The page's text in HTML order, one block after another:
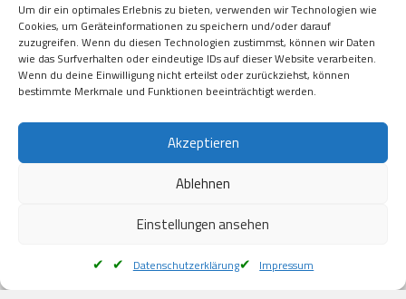
Um dir ein optimales Erlebnis zu bieten, verwenden wir Technologien wie
Cookies, um Geräteinformationen zu speichern und/oder darauf
zuzugreifen. Wenn du diesen Technologien zustimmst, können wir Daten
wie das Surfverhalten oder eindeutige IDs auf dieser Website verarbeiten.
Wenn du deine Einwilligung nicht erteilst oder zurückziehst, können
bestimmte Merkmale und Funktionen beeinträchtigt werden.
Akzeptieren
Ablehnen
Einstellungen ansehen
Datenschutzerklärung Impressum
Kauf auf Rechung
Klarna
American Express